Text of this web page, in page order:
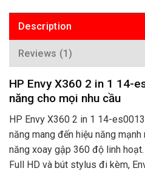
Description
Reviews (1)
HP Envy X360 2 in 1 14-
năng cho mọi nhu cầu
HP Envy X360 2 in 1 14-
năng mang đến hiệu năng
năng xoay gập 360 độ linh
Full HD và bút stylus đi kèm,